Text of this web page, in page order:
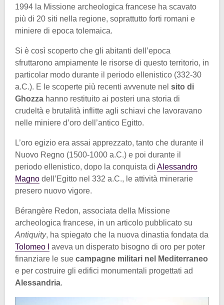
1994 la Missione archeologica francese ha scavato
più di 20 siti nella regione, soprattutto forti romani e
miniere di epoca tolemaica.
Si è così scoperto che gli abitanti dell’epoca
sfruttarono ampiamente le risorse di questo territorio, in
particolar modo durante il periodo ellenistico (332-30
a.C.). E le scoperte più recenti avvenute nel sito di
Ghozza hanno restituito ai posteri una storia di
crudeltà e brutalità inflitte agli schiavi che lavoravano
nelle miniere d’oro dell’antico Egitto.
L’oro egizio era assai apprezzato, tanto che durante il
Nuovo Regno (1500-1000 a.C.) e poi durante il
periodo ellenistico, dopo la conquista di Alessandro
Magno dell’Egitto nel 332 a.C., le attività minerarie
presero nuovo vigore.
Bérangère Redon, associata della Missione
archeologica francese, in un articolo pubblicato su
Antiquity, ha spiegato che la nuova dinastia fondata da
Tolomeo I
aveva un disperato bisogno di oro per poter
finanziare le sue campagne militari nel Mediterraneo
e per costruire gli edifici monumentali progettati ad
Alessandria.